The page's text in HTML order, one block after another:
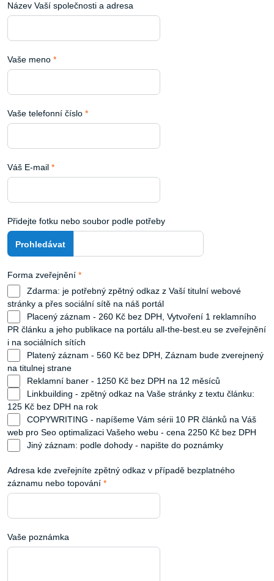
Název Vaší společnosti a adresa
Vaše meno *
Vaše telefonní číslo *
Váš E-mail *
Přidejte fotku nebo soubor podle potřeby
Forma zveřejnění *
stránky a přes sociální sítě na náš portál
PR článku a jeho publikace na portálu all-the-best.eu se zveřejnění
i na sociálních sítích
na titulnej strane
Reklamní baner - 1250 Kč bez DPH na 12 měsíců
125 Kč bez DPH na rok
web pro Seo optimalizaci Vašeho webu - cena 2250 Kč bez DPH
Jiný záznam: podle dohody - napište do poznámky
Adresa kde zveřejníte zpětný odkaz v případě bezplatného
záznamu nebo topování *
Vaše poznámka